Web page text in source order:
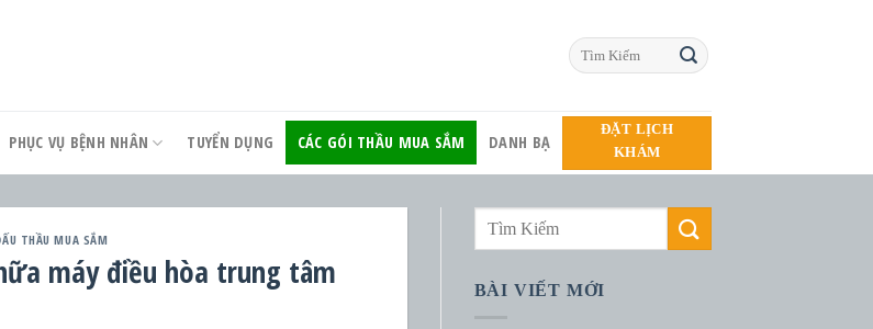
PHỤC VỤ BỆNH NHÂN TUYỂN DỤNG CÁC GÓI THẦU MUA SẮM DANH BẠ
ĐẶT LỊCH
KHÁM
THẦU MUA SẮM
máy điều hòa trung tâm BÀI VIẾT MỚI